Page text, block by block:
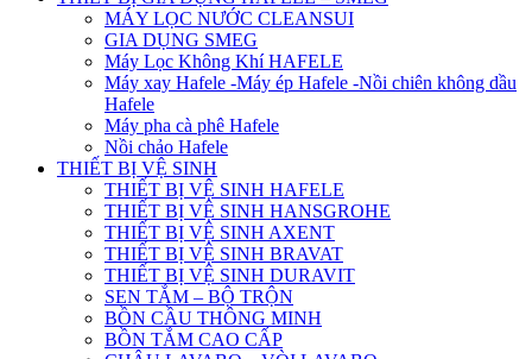
MÁY LỌC NƯỚC CLEANSUI
GIA DỤNG SMEG
Máy Lọc Không Khí HAFELE
Máy xay Hafele -Máy ép Hafele -Nồi chiên không dầu
Hafele
Máy pha cà phê Hafele
Nồi chảo Hafele
THIẾT BỊ VỆ SINH
THIẾT BỊ VỆ SINH HAFELE
THIẾT BỊ VỆ SINH HANSGROHE
THIẾT BỊ VỆ SINH AXENT
THIẾT BỊ VỆ SINH BRAVAT
THIẾT BỊ VỆ SINH DURAVIT
SEN TẮM – BỘ TRỘN
BỒN CẦU THÔNG MINH
BỒN TẮM CAO CẤP